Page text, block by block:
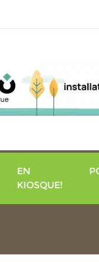
EN
KIOSQUE!